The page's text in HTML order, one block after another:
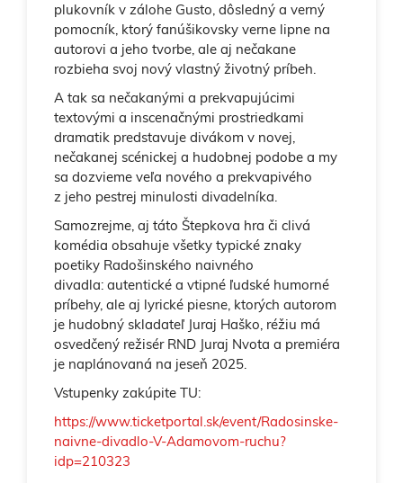
plukovník v zálohe Gusto, dôsledný a verný
pomocník, ktorý fanúšikovsky verne lipne na
autorovi a jeho tvorbe, ale aj nečakane
rozbieha svoj nový vlastný životný príbeh.
A tak sa nečakanými a prekvapujúcimi
textovými a inscenačnými prostriedkami
dramatik predstavuje divákom v novej,
nečakanej scénickej a hudobnej podobe a my
sa dozvieme veľa nového a prekvapivého
z jeho pestrej minulosti divadelníka.
Samozrejme, aj táto Štepkova hra či clivá
komédia obsahuje všetky typické znaky
poetiky Radošinského naivného
divadla: autentické a vtipné ľudské humorné
príbehy, ale aj lyrické piesne, ktorých autorom
je hudobný skladateľ Juraj Haško, réžiu má
osvedčený režisér RND Juraj Nvota a premiéra
je naplánovaná na jeseň 2025.
Vstupenky zakúpite TU:
https://www.ticketportal.sk/event/Radosinske-
naivne-divadlo-V-Adamovom-ruchu?
idp=210323